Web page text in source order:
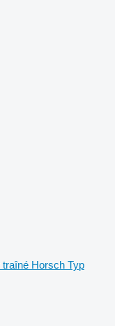
traîné Horsch Typ